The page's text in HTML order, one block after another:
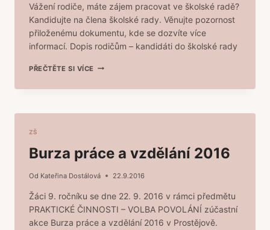
Vážení rodiče, máte zájem pracovat ve školské radě?
Kandidujte na člena školské rady. Věnujte pozornost
přiloženému dokumentu, kde se dozvíte více
informací. Dopis rodičům – kandidáti do školské rady
PŘEČTĚTE SI VÍCEŠKOLSKÁ
ZŠ
Burza práce a vzdělání 2016
Od Kateřina Dostálová 22.9.2016
Žáci 9. ročníku se dne 22. 9. 2016 v rámci předmětu
PRAKTICKÉ ČINNOSTI – VOLBA POVOLÁNÍ zúčastní
akce Burza práce a vzdělání 2016 v Prostějově.